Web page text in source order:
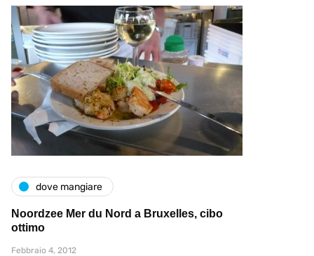
dove mangiare
Noordzee Mer du Nord a Bruxelles, cibo
ottimo
Febbraio 4, 2012